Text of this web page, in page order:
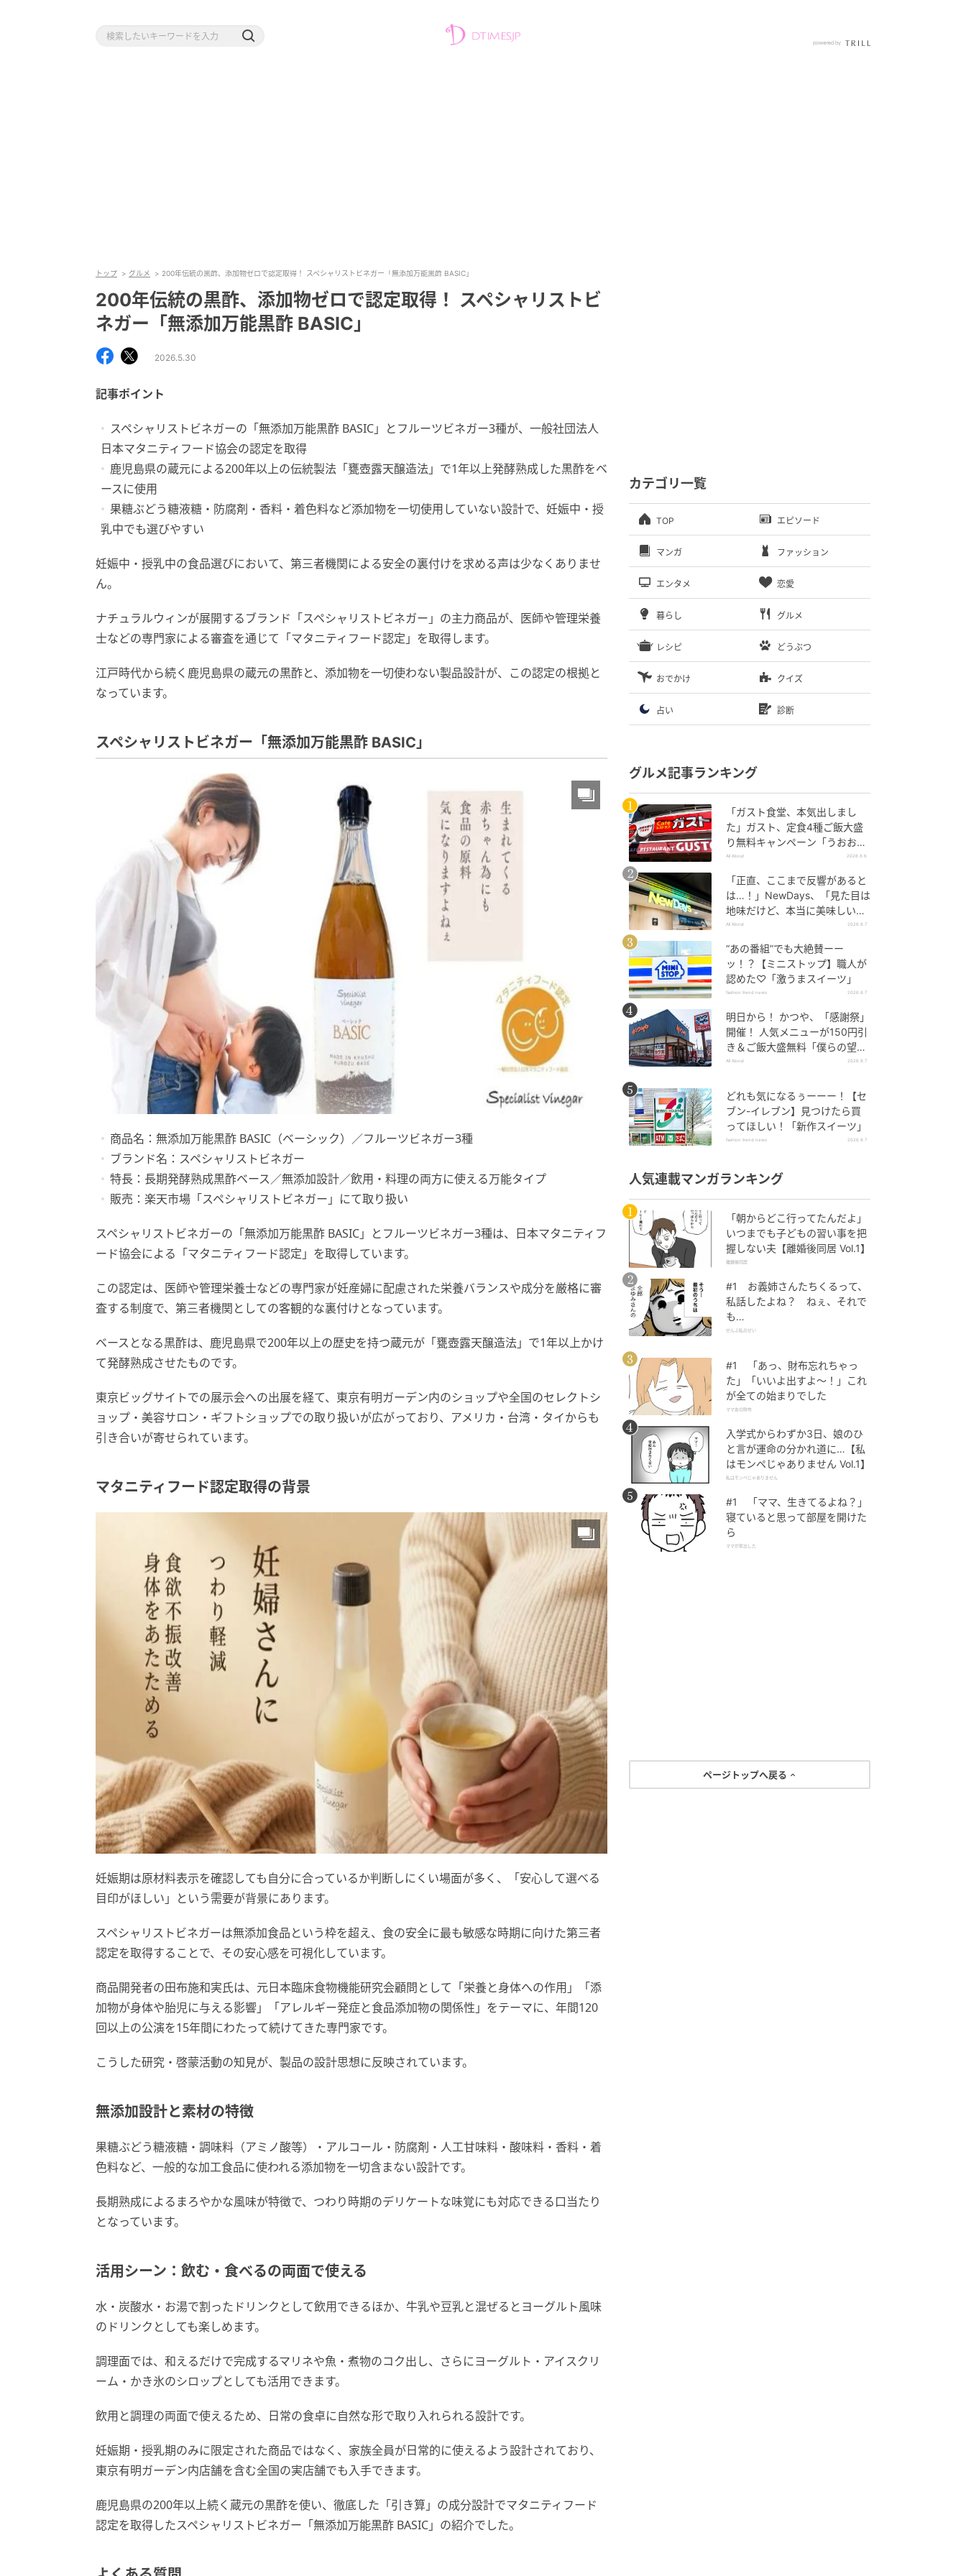
トップ グルメ 200年伝統の黒酢、添加物ゼロで認定取得！ スペシャリストビネガー「無添加万能黒酢 BASIC」
200年伝統の黒酢、添加物ゼロで認定取得！ スペシャリストビ
ネガー「無添加万能黒酢 BASIC」
2026.5.30
記事ポイント
スペシャリストビネガーの「無添加万能黒酢 BASIC」とフルーツビネガー3種が、一般社団法人
日本マタニティフード協会の認定を取得
鹿児島県の蔵元による200年以上の伝統製法「甕壺露天醸造法」で1年以上発酵熟成した黒酢をベ
ースに使用
果糖ぶどう糖液糖・防腐剤・香料・着色料など添加物を一切使用していない設計で、妊娠中・授
乳中でも選びやすい
妊娠中・授乳中の食品選びにおいて、第三者機関による安全の裏付けを求める声は少なくありませ
ん。
ナチュラルウィンが展開するブランド「スペシャリストビネガー」の主力商品が、医師や管理栄養
士などの専門家による審査を通じて「マタニティフード認定」を取得します。
江戸時代から続く鹿児島県の蔵元の黒酢と、添加物を一切使わない製品設計が、この認定の根拠と
なっています。
スペシャリストビネガー「無添加万能黒酢 BASIC」
商品名：無添加万能黒酢 BASIC（ベーシック）／フルーツビネガー3種
ブランド名：スペシャリストビネガー
特長：長期発酵熟成黒酢ベース／無添加設計／飲用・料理の両方に使える万能タイプ
販売：楽天市場「スペシャリストビネガー」にて取り扱い
スペシャリストビネガーの「無添加万能黒酢 BASIC」とフルーツビネガー3種は、日本マタニティフ
ード協会による「マタニティフード認定」を取得しています。
この認定は、医師や管理栄養士などの専門家が妊産婦に配慮された栄養バランスや成分を厳格に審
査する制度で、第三者機関としての客観的な裏付けとなっています。
ベースとなる黒酢は、鹿児島県で200年以上の歴史を持つ蔵元が「甕壺露天醸造法」で1年以上かけ
て発酵熟成させたものです。
東京ビッグサイトでの展示会への出展を経て、東京有明ガーデン内のショップや全国のセレクトシ
ョップ・美容サロン・ギフトショップでの取り扱いが広がっており、アメリカ・台湾・タイからも
引き合いが寄せられています。
マタニティフード認定取得の背景
妊娠期は原材料表示を確認しても自分に合っているか判断しにくい場面が多く、「安心して選べる
目印がほしい」という需要が背景にあります。
スペシャリストビネガーは無添加食品という枠を超え、食の安全に最も敏感な時期に向けた第三者
認定を取得することで、その安心感を可視化しています。
商品開発者の田布施和実氏は、元日本臨床食物機能研究会顧問として「栄養と身体への作用」「添
加物が身体や胎児に与える影響」「アレルギー発症と食品添加物の関係性」をテーマに、年間120
回以上の公演を15年間にわたって続けてきた専門家です。
こうした研究・啓蒙活動の知見が、製品の設計思想に反映されています。
無添加設計と素材の特徴
果糖ぶどう糖液糖・調味料（アミノ酸等）・アルコール・防腐剤・人工甘味料・酸味料・香料・着
色料など、一般的な加工食品に使われる添加物を一切含まない設計です。
長期熟成によるまろやかな風味が特徴で、つわり時期のデリケートな味覚にも対応できる口当たり
となっています。
活用シーン：飲む・食べるの両面で使える
水・炭酸水・お湯で割ったドリンクとして飲用できるほか、牛乳や豆乳と混ぜるとヨーグルト風味
のドリンクとしても楽しめます。
調理面では、和えるだけで完成するマリネや魚・煮物のコク出し、さらにヨーグルト・アイスクリ
ーム・かき氷のシロップとしても活用できます。
飲用と調理の両面で使えるため、日常の食卓に自然な形で取り入れられる設計です。
妊娠期・授乳期のみに限定された商品ではなく、家族全員が日常的に使えるよう設計されており、
東京有明ガーデン内店舗を含む全国の実店舗でも入手できます。
鹿児島県の200年以上続く蔵元の黒酢を使い、徹底した「引き算」の成分設計でマタニティフード
認定を取得したスペシャリストビネガー「無添加万能黒酢 BASIC」の紹介でした。
カテゴリ一覧
TOP エピソード
マンガ ファッション
エンタメ 恋愛
暮らし グルメ
レシピ どうぶつ
おでかけ クイズ
占い 診断
グルメ記事ランキング
「ガスト食堂、本気出しまし
た」ガスト、定食4種ご飯大盛
り無料キャンペーン「うおおお
おおうまそう」
All About 2026.8.6
「正直、ここまで反響があると
は…！」NewDays、「見た目は
地味だけど、本当に美味しい」
話題の弁当が再登場
All About 2026.8.7
“あの番組”でも大絶賛ーー
ッ！？【ミニストップ】職人が
認めた♡「激うまスイーツ」
fashion trend news 2026.8.7
明日から！ かつや、「感謝祭」
開催！ 人気メニューが150円引
き＆ご飯大盛無料「僕らの望ん
だ感謝祭だ」
All About 2026.8.7
どれも気になるぅーーー！【セ
ブン-イレブン】見つけたら買
ってほしい！「新作スイーツ」
fashion trend news 2026.8.7
人気連載マンガランキング
「朝からどこ行ってたんだよ」
いつまでも子どもの習い事を把
握しない夫【離婚後同居 Vol.1】
離婚後同居
#1 お義姉さんたちくるって、
私話したよね？ ねぇ、それで
も…
ぜんぶ私のせい
#1 「あっ、財布忘れちゃっ
た」「いいよ出すよ〜！」これ
が全ての始まりでした
ママ友の財布
入学式からわずか3日、娘のひ
と言が運命の分かれ道に…【私
はモンペじゃありません Vol.1】
私はモンペじゃありません
#1 「ママ、生きてるよね？」
寝ていると思って部屋を開けた
ら
ママが家出した
ページトップへ戻る